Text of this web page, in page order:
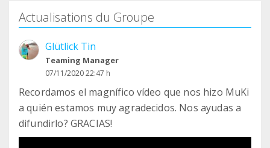
Actualisations du Groupe
Glütlick Tin
Teaming Manager
07/11/2020 22:47 h
Recordamos el magnífico vídeo que nos hizo MuKi
a quién estamos muy agradecidos. Nos ayudas a
difundirlo? GRACIAS!